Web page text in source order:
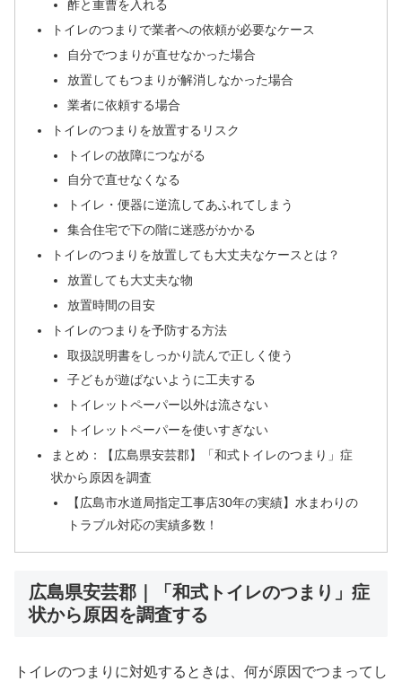
酢と重曹を入れる
トイレのつまりで業者への依頼が必要なケース
自分でつまりが直せなかった場合
放置してもつまりが解消しなかった場合
業者に依頼する場合
トイレのつまりを放置するリスク
トイレの故障につながる
自分で直せなくなる
トイレ・便器に逆流してあふれてしまう
集合住宅で下の階に迷惑がかかる
トイレのつまりを放置しても大丈夫なケースとは？
放置しても大丈夫な物
放置時間の目安
トイレのつまりを予防する方法
取扱説明書をしっかり読んで正しく使う
子どもが遊ばないように工夫する
トイレットペーパー以外は流さない
トイレットペーパーを使いすぎない
まとめ：【広島県安芸郡】「和式トイレのつまり」症
状から原因を調査
【広島市水道局指定工事店30年の実績】水まわりの
トラブル対応の実績多数！
広島県安芸郡｜「和式トイレのつまり」症
状から原因を調査する
トイレのつまりに対処するときは、何が原因でつまってし